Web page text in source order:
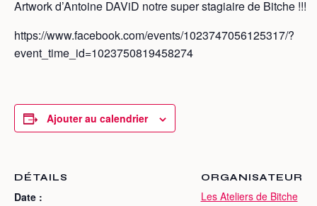
Artwork d’Antoine DAViD notre super stagiaire de Bitche !!!
https://www.facebook.com/events/1023747056125317/?
event_time_id=1023750819458274
Ajouter au calendrier
DÉTAILS
Date :
ORGANISATEUR
Les Ateliers de Bitche